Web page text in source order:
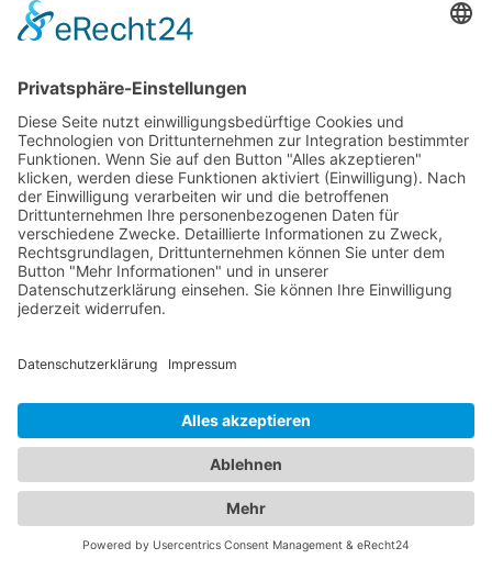
in einem Branchenportal
Sie nicht nur alle Informationen rund um
zuverlässige Abschleppdienste, sondern auch eine
breite Auswahl an Hotels für Ihren nächsten
Aufenthalt. Wir bieten Ihnen eine vielfältige
Plattform, um sowohl bei Fahrzeugpannen als
auch bei der Suche nach der perfekten Unterkunft
bestens informiert zu sein. Egal ob Sie geschäftlich
oder privat unterwegs sind, unser Branchenportal
präsentiert Ihnen eine Vielzahl von Hotels in
unterschiedlichen Ausstattungen. Erfahren Sie
Serviceleistungen und Verfügbarkeiten, um das
idealeHotel Weismainfür Ihren Aufenthalt zu
finden. Von luxuriösen 5-Sterne-Hotels bis hin zu
gemütlichen Bed & Breakfasts - bei uns werden Sie
fündig. Gleichzeitig bieten wir Ihnen umfassende
Informationen zu zuverlässigen